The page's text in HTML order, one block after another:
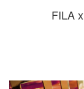
FILA